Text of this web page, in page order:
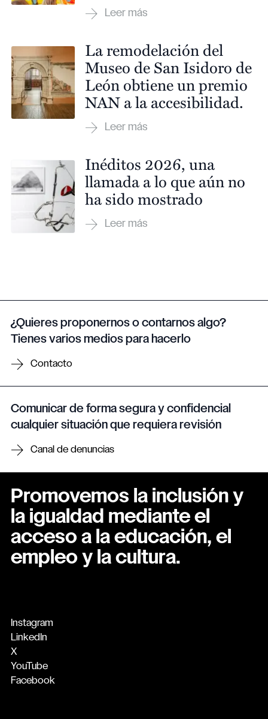
La remodelación del
Museo de San Isidoro de
León obtiene un premio
NAN a la accesibilidad.
Inéditos 2026, una
llamada a lo que aún no
ha sido mostrado
¿Quieres proponernos o contarnos algo?
Tienes varios medios para hacerlo
Contacto
Comunicar de forma segura y confidencial
cualquier situación que requiera revisión
Canal de denuncias
Promovemos la inclusión y
la igualdad mediante el
acceso a la educación, el
empleo y la cultura.
Instagram
LinkedIn
X
YouTube
Facebook